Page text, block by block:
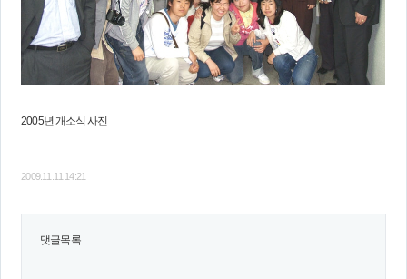
2005년 개소식 사진
2009.11.11 14:21
댓글목록